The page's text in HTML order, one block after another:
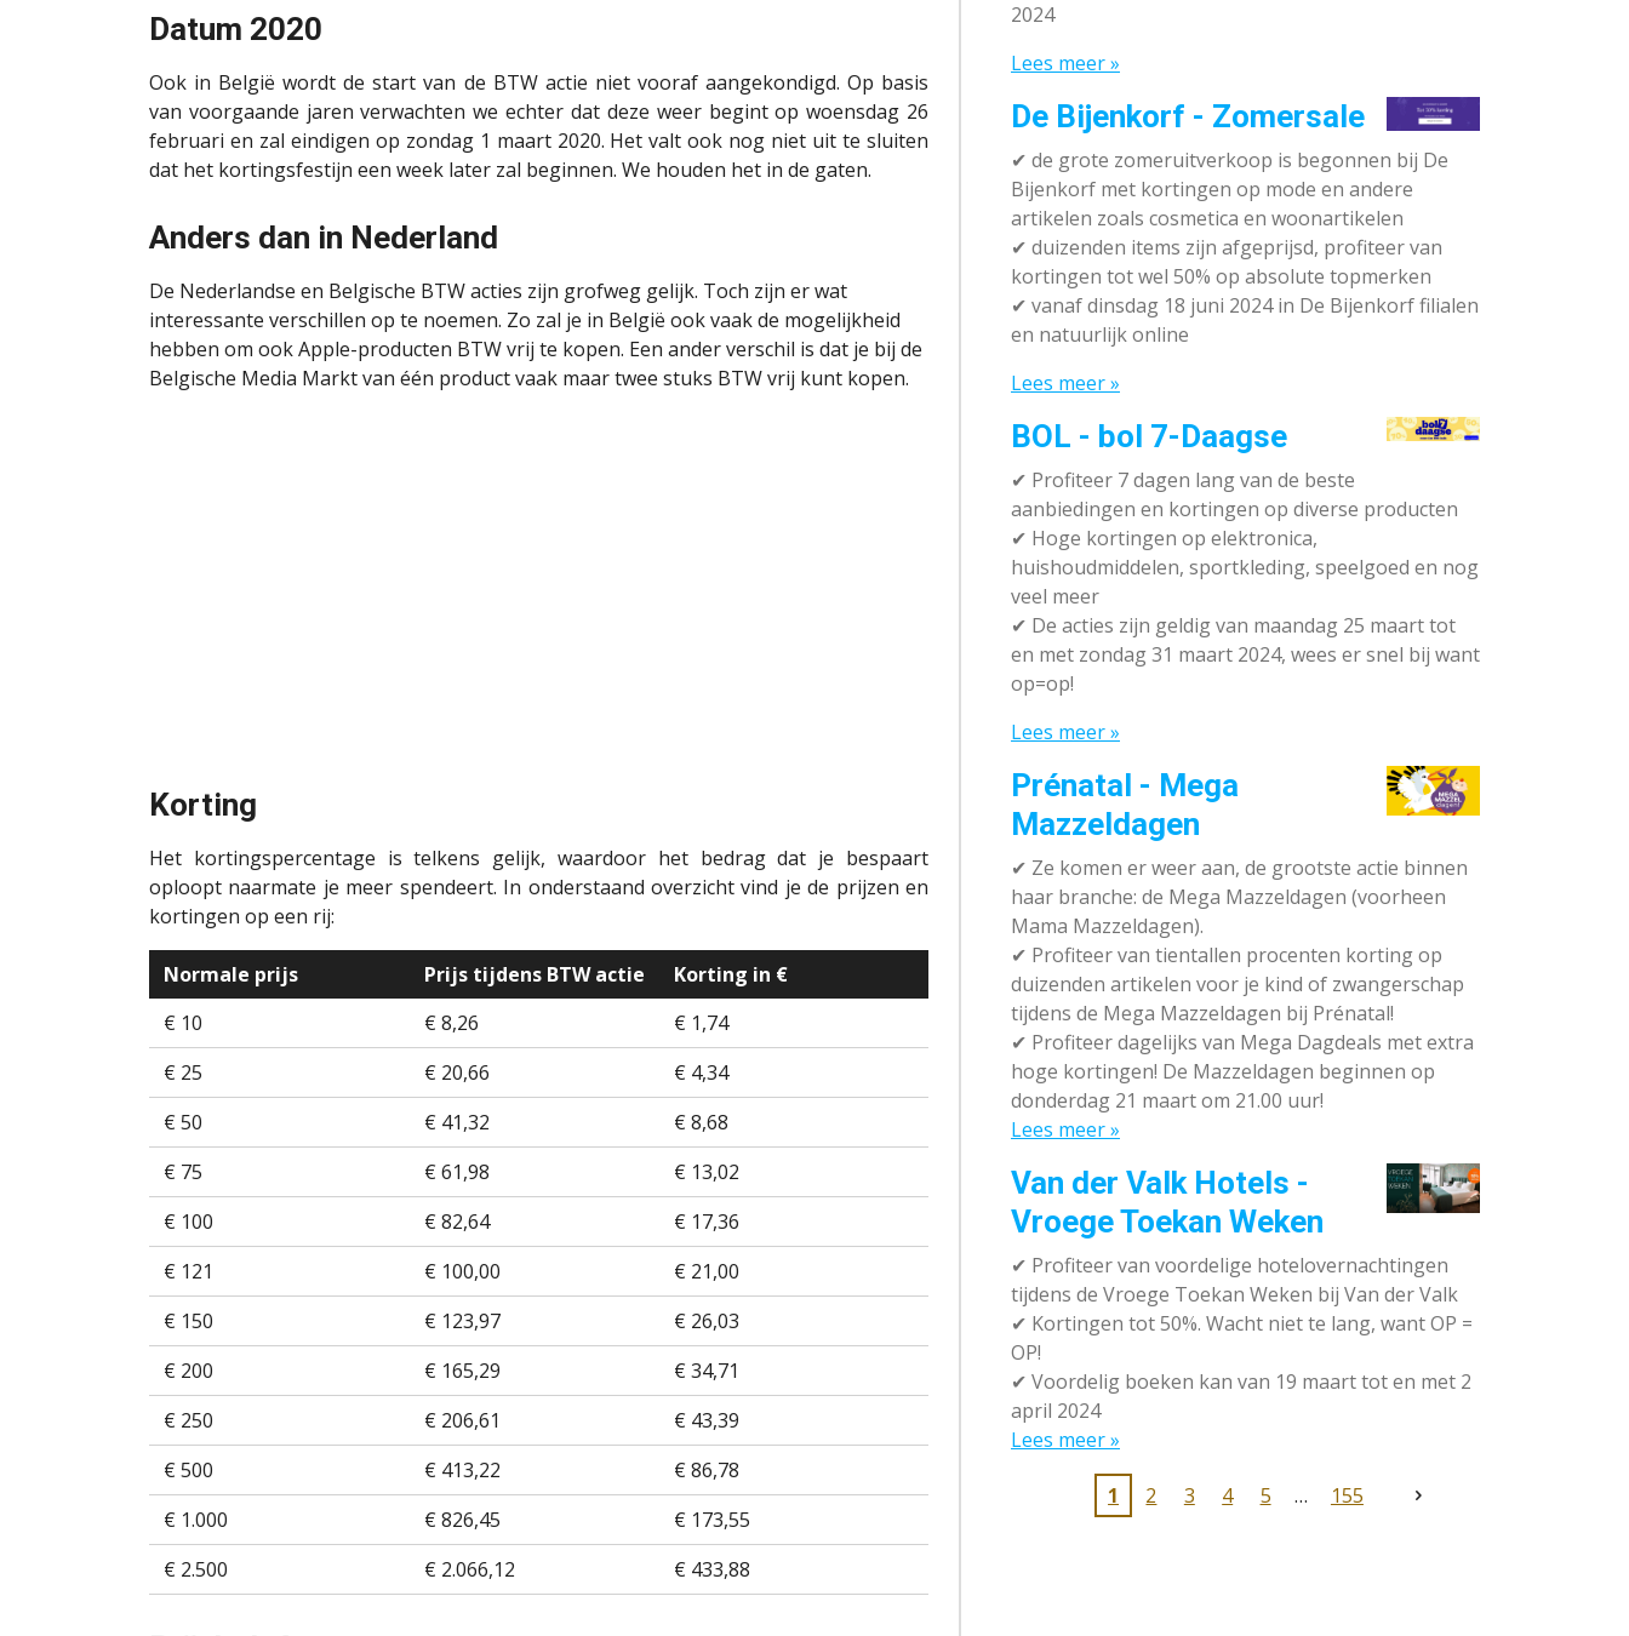
Datum 2020
Ook in België wordt de start van de BTW actie niet vooraf aangekondigd. Op basis
van voorgaande jaren verwachten we echter dat deze weer begint op woensdag 26
februari en zal eindigen op zondag 1 maart 2020. Het valt ook nog niet uit te sluiten
dat het kortingsfestijn een week later zal beginnen. We houden het in de gaten.
Anders dan in Nederland
De Nederlandse en Belgische BTW acties zijn grofweg gelijk. Toch zijn er wat
interessante verschillen op te noemen. Zo zal je in België ook vaak de mogelijkheid
hebben om ook Apple-producten BTW vrij te kopen. Een ander verschil is dat je bij de
Belgische Media Markt van één product vaak maar twee stuks BTW vrij kunt kopen.
Korting
Het kortingspercentage is telkens gelijk, waardoor het bedrag dat je bespaart
oploopt naarmate je meer spendeert. In onderstaand overzicht vind je de prijzen en
kortingen op een rij:
Normale prijs Prijs tijdens BTW actie
Korting in €
€ 10
€ 8,26
€ 1,74
€ 25
€ 20,66
€ 4,34
€ 50
€ 41,32
€ 8,68
€ 75
€ 61,98
€ 13,02
€ 100
€ 82,64
€ 17,36
€ 121
€ 100,00
€ 21,00
€ 150
€ 123,97
€ 26,03
€ 200
€ 165,29
€ 34,71
€ 250
€ 206,61
€ 43,39
€ 500
€ 413,22
€ 86,78
€ 1.000
€ 826,45
€ 173,55
€ 2.500
€ 2.066,12 € 433,88
2024
Lees meer »
De Bijenkorf - Zomersale
✔ de grote zomeruitverkoop is begonnen bij De
Bijenkorf met kortingen op mode en andere
artikelen zoals cosmetica en woonartikelen
✔ duizenden items zijn afgeprijsd, profiteer van
kortingen tot wel 50% op absolute topmerken
✔ vanaf dinsdag 18 juni 2024 in De Bijenkorf filialen
en natuurlijk online
Lees meer »
BOL - bol 7-Daagse
✔ Profiteer 7 dagen lang van de beste
aanbiedingen en kortingen op diverse producten
✔ Hoge kortingen op elektronica,
huishoudmiddelen, sportkleding, speelgoed en nog
veel meer
✔ De acties zijn geldig van maandag 25 maart tot
en met zondag 31 maart 2024, wees er snel bij want
op=op!
Lees meer »
Prénatal - Mega
Mazzeldagen
✔ Ze komen er weer aan, de grootste actie binnen
haar branche: de Mega Mazzeldagen (voorheen
Mama Mazzeldagen).
✔ Profiteer van tientallen procenten korting op
duizenden artikelen voor je kind of zwangerschap
tijdens de Mega Mazzeldagen bij Prénatal!
✔ Profiteer dagelijks van Mega Dagdeals met extra
hoge kortingen! De Mazzeldagen beginnen op
donderdag 21 maart om 21.00 uur!
Lees meer »
Van der Valk Hotels -
Vroege Toekan Weken
✔ Profiteer van voordelige hotelovernachtingen
tijdens de Vroege Toekan Weken bij Van der Valk
✔ Kortingen tot 50%. Wacht niet te lang, want OP =
OP!
✔ Voordelig boeken kan van 19 maart tot en met 2
april 2024
Lees meer »
1 2 3 4 5 155